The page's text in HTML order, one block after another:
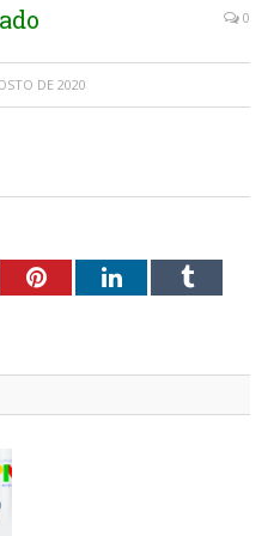
0
DE 2020
PinterestLinkedInTumblr